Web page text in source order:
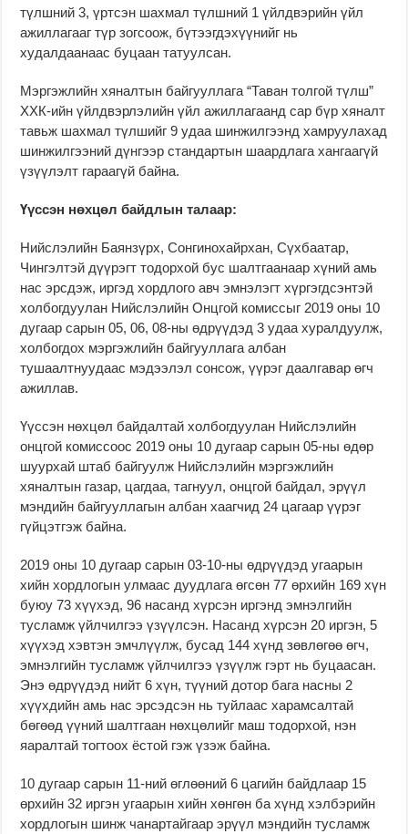
түлшний 3, үртсэн шахмал түлшний 1 үйлдвэрийн үйл
ажиллагааг түр зогсоож, бүтээгдэхүүнийг нь
худалдаанаас буцаан татуулсан.
Мэргэжлийн хяналтын байгууллага “Таван толгой түлш”
ХХК-ийн үйлдвэрлэлийн үйл ажиллагаанд сар бүр хяналт
тавьж шахмал түлшийг 9 удаа шинжилгээнд хамруулахад
шинжилгээний дүнгээр стандартын шаардлага хангаагүй
үзүүлэлт гараагүй байна.
Үүссэн нөхцөл байдлын талаар:
Нийслэлийн Баянзүрх, Сонгинохайрхан, Сүхбаатар,
Чингэлтэй дүүрэгт тодорхой бус шалтгаанаар хүний амь
нас эрсдэж, иргэд хордлого авч эмнэлэгт хүргэгдсэнтэй
холбогдуулан Нийслэлийн Онцгой комиссыг 2019 оны 10
дугаар сарын 05, 06, 08-ны өдрүүдэд 3 удаа хуралдуулж,
холбогдох мэргэжлийн байгууллага албан
тушаалтнуудаас мэдээлэл сонсож, үүрэг даалгавар өгч
ажиллав.
Үүссэн нөхцөл байдалтай холбогдуулан Нийслэлийн
онцгой комиссоос 2019 оны 10 дугаар сарын 05-ны өдөр
шуурхай штаб байгуулж Нийслэлийн мэргэжлийн
хяналтын газар, цагдаа, тагнуул, онцгой байдал, эрүүл
мэндийн байгууллагын албан хаагчид 24 цагаар үүрэг
гүйцэтгэж байна.
2019 оны 10 дугаар сарын 03-10-ны өдрүүдэд угаарын
хийн хордлогын улмаас дуудлага өгсөн 77 өрхийн 169 хүн
буюу 73 хүүхэд, 96 насанд хүрсэн иргэнд эмнэлгийн
тусламж үйлчилгээ үзүүлсэн. Насанд хүрсэн 20 иргэн, 5
хүүхэд хэвтэн эмчлүүлж, бусад 144 хүнд зөвлөгөө өгч,
эмнэлгийн тусламж үйлчилгээ үзүүлж гэрт нь буцаасан.
Энэ өдрүүдэд нийт 6 хүн, түүний дотор бага насны 2
хүүхдийн амь нас эрсэдсэн нь туйлаас харамсалтай
бөгөөд үүний шалтгаан нөхцөлийг маш тодорхой, нэн
яаралтай тогтоох ёстой гэж үзэж байна.
10 дугаар сарын 11-ний өглөөний 6 цагийн байдлаар 15
өрхийн 32 иргэн угаарын хийн хөнгөн ба хүнд хэлбэрийн
хордлогын шинж чанартайгаар эрүүл мэндийн тусламж